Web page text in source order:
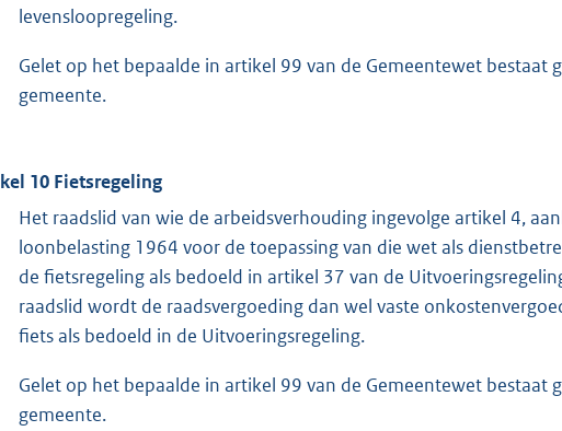
levensloopregeling.
Gelet op het bepaalde in artikel 99 van de Gemeentewet bestaat
gemeente.
10 Fietsregeling
Het raadslid van wie de arbeidsverhouding ingevolge artikel 4,
loonbelasting 1964 voor de toepassing van die wet als
de fietsregeling als bedoeld in artikel 37 van de
raadslid wordt de raadsvergoeding dan wel vaste
fiets als bedoeld in de Uitvoeringsregeling.
Gelet op het bepaalde in artikel 99 van de Gemeentewet bestaat
gemeente.